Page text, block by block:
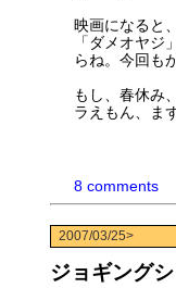
映画になると
「ダメオヤ
らね。今回も
もし、春休み
ラえもん、ま
8 comments
2007/03/25>
ジョギング